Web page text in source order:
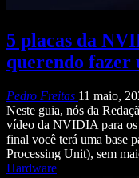
5 placas da
querendo fazer
Pedro Freitas 11 maio,
Neste guia, nós da
vídeo da NVIDIA para os
final você terá uma base
Processing Unit), sem
Hardware